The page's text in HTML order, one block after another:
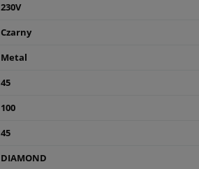
230V
Czarny
Metal
45
100
45
DIAMOND